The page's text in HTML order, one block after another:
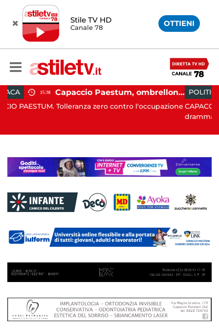
Stile TV HD
Canale 78 OTTIENI
Capaccio Paestum, ombrellone selvaggio: blitz della Municipale, sgomberate tutte le spiagge libere
Tolleranza zero contro l'occupazione
POLITICA 19:43
CAPACCIO PAESTUM.
drammatico, q...